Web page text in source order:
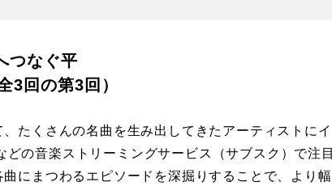
つなぐ平
回の第3回）
たくさんの名曲を生み出してきたアーティストにイ
の音楽ストリーミングサービス（サブスク）で注目
にまつわるエピソードを深掘りすることで、より幅